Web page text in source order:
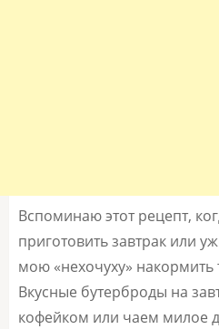
Вспоминаю этот рецепт,
приготовить завтрак или
мою «нехочуху» накормить
Вкусные бутерброды на
кофейком или чаем милое